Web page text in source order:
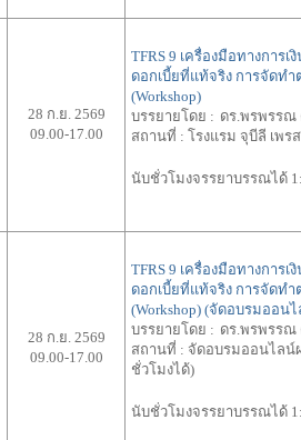
28 ก.ย. 2569
09.00-17.00
TFRS 9 เครื่องมือทางการ
ดอกเบี้ยที่แท้จริง การจัดท
(Workshop)
บรรยายโดย : ดร.พรพรร
สถานที่ : โรงแรม จุบีลี เพร
นับชั่วโมงจรรยาบรรณได้
28 ก.ย. 2569
09.00-17.00
TFRS 9 เครื่องมือทางการ
ดอกเบี้ยที่แท้จริง การจัดท
(Workshop) (จัดอบรมออน
บรรยายโดย : ดร.พรพรร
สถานที่ : จัดอบรมออนไลน์
ชั่วโมงได้)
นับชั่วโมงจรรยาบรรณได้